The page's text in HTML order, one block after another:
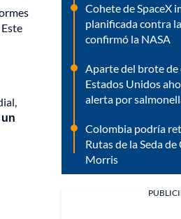
Este
Cohete de SpaceX
planificada contra
confirmó la NASA
Aparte del brote de
Estados Unidos
alerta por
Colombia podría
Rutas de la Seda
Morris